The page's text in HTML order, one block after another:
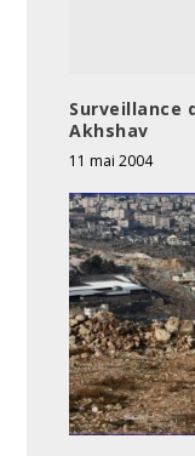
Surveillance
Akhshav
11 mai 2004